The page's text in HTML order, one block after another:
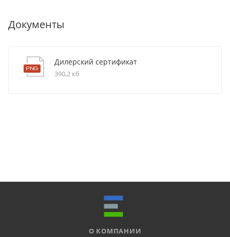
Документы
Дилерский сертификат
390,2 кб
О КОМПАНИИ